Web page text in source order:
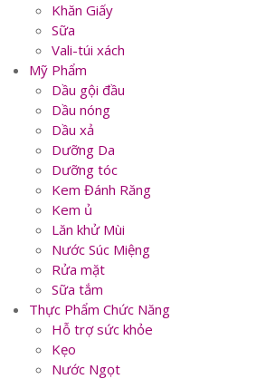
Khăn Giấy
Sữa
Vali-túi xách
Mỹ Phẩm
Dầu gội đầu
Dầu nóng
Dầu xả
Dưỡng Da
Dưỡng tóc
Kem Đánh Răng
Kem ủ
Lăn khử Mùi
Nước Súc Miệng
Rửa mặt
Sữa tắm
Thực Phẩm Chức Năng
Hỗ trợ sức khỏe
Kẹo
Nước Ngọt